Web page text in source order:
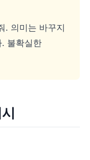
. 의미는 바꾸지
불확실한